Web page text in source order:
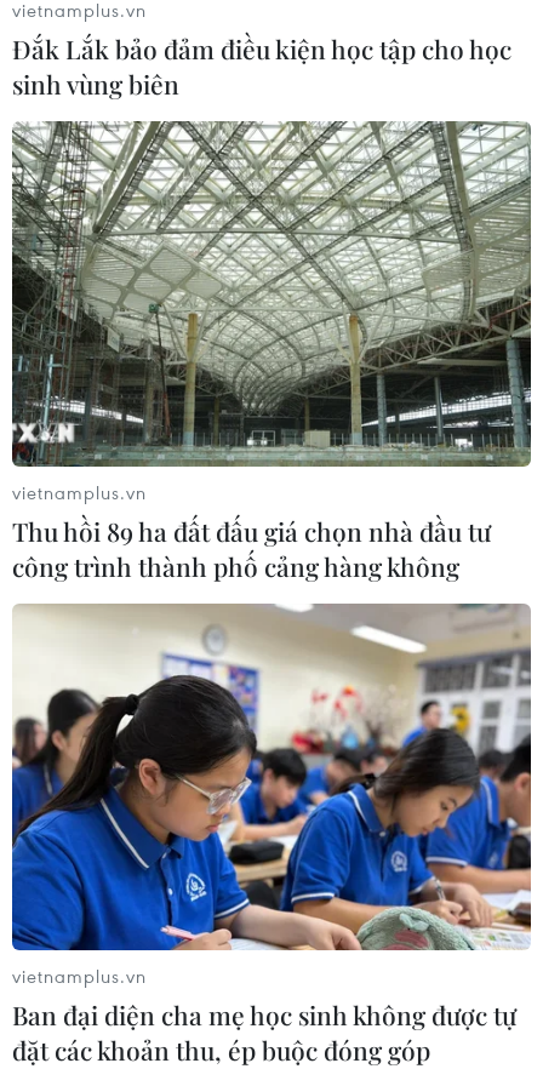
Mỹ buộc Tesla phải sửa lỗi đèn pha
gây chói cho gần 20.000 xe
17/07/2026 05:42
Chính thức dừng đặt lịch đăng kiểm
xe ôtô qua ứng dụng trực tuyến
17/07/2026 02:25
Xem thêm
CƠ QUAN CHỦ QUẢN: THÔNG TẤN XÃ VIỆT NAM
Tổng Biên tập: TRẦN TIẾN DUẨN
Phó Tổng Biên tập: NGUYỄN THỊ TÁM, KHÚC THANH
THỦY
Sở hữu trí tuệ
Quy định sử dụng
RSS
Hỗ trợ
Ngôn ngữ
TTXVN
Dịch vụ tin
Quảng cáo
vietnamplus.vn
Đắk Lắk bảo đảm điều kiện học tập cho học
sinh vùng biên
vietnamplus.vn
Thu hồi 89 ha đất đấu giá chọn nhà đầu tư
công trình thành phố cảng hàng không
vietnamplus.vn
Ban đại diện cha mẹ học sinh không được tự
đặt các khoản thu, ép buộc đóng góp